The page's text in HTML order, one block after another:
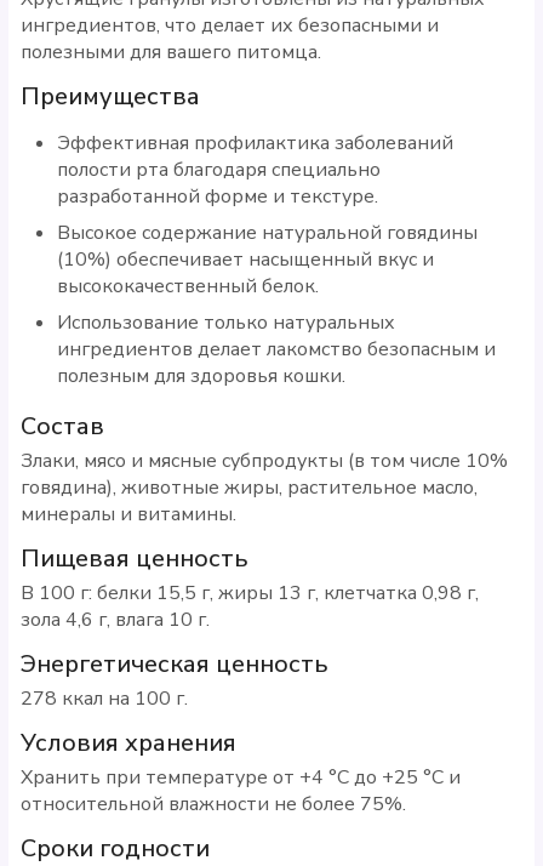
ингредиентов, что делает их безопасными и
полезными для вашего питомца.
Преимущества
Эффективная профилактика заболеваний
полости рта благодаря специально
разработанной форме и текстуре.
Высокое содержание натуральной говядины
(10%) обеспечивает насыщенный вкус и
высококачественный белок.
Использование только натуральных
ингредиентов делает лакомство безопасным и
полезным для здоровья кошки.
Состав
Злаки, мясо и мясные субпродукты (в том числе 10%
говядина), животные жиры, растительное масло,
минералы и витамины.
Пищевая ценность
В 100 г: белки 15,5 г, жиры 13 г, клетчатка 0,98 г,
зола 4,6 г, влага 10 г.
Энергетическая ценность
278 ккал на 100 г.
Условия хранения
Хранить при температуре от +4 °С до +25 °С и
относительной влажности не более 75%.
Сроки годности